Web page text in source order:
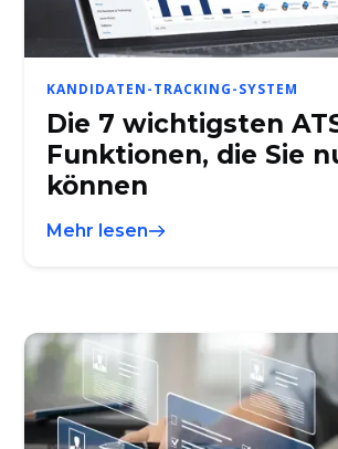
KANDIDATEN-TRACKING-SYSTEM
Die 7 wichtigsten
Funktionen, die Sie
können
Mehr lesen